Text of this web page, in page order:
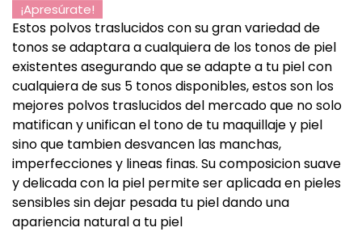
¡Apresúrate!
Estos polvos traslucidos con su gran variedad de
tonos se adaptara a cualquiera de los tonos de piel
existentes asegurando que se adapte a tu piel con
cualquiera de sus 5 tonos disponibles, estos son los
mejores polvos traslucidos del mercado que no solo
matifican y unifican el tono de tu maquillaje y piel
sino que tambien desvancen las manchas,
imperfecciones y lineas finas. Su composicion suave
y delicada con la piel permite ser aplicada en pieles
sensibles sin dejar pesada tu piel dando una
apariencia natural a tu piel